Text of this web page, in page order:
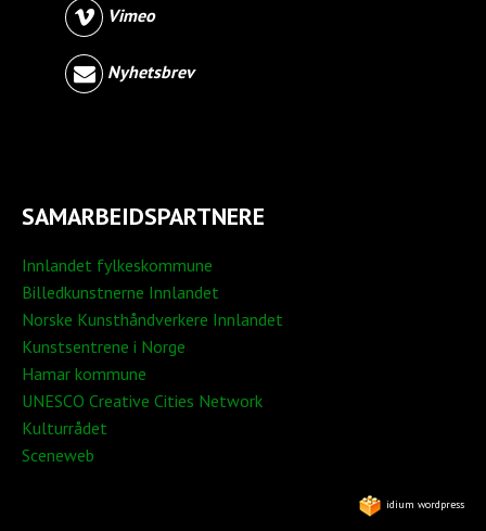
Vimeo
Nyhetsbrev
SAMARBEIDSPARTNERE
Innlandet fylkeskommune
Billedkunstnerne Innlandet
Norske Kunsthåndverkere Innlandet
Kunstsentrene i Norge
Hamar kommune
UNESCO Creative Cities Network
Kulturrådet
Sceneweb
idium wordpress